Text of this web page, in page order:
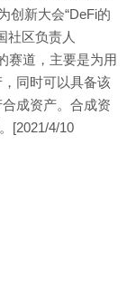
创新大会“DeFi的
社区负责人
赛道，主要是为用
同时可以具备该
成资产。合成资
[2021/4/10